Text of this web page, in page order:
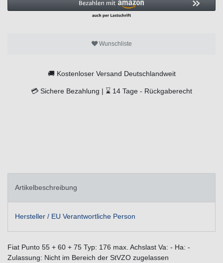
Wunschliste
🚚 Kostenloser Versand Deutschlandweit
💳 Sichere Bezahlung | ⌛ 14 Tage - Rückgaberecht
Artikelbeschreibung
Hersteller / EU Verantwortliche Person
Fiat Punto 55 + 60 + 75 Typ: 176 max. Achslast Va: - Ha: -
Zulassung: Nicht im Bereich der StVZO zugelassen